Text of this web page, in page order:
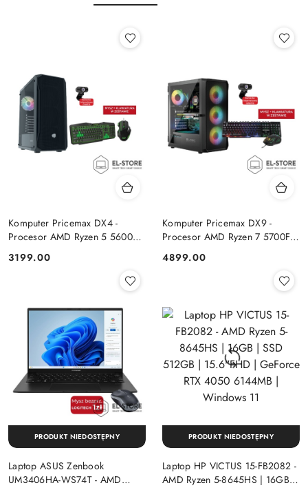
Komputer Pricemax DX4 -
Procesor AMD Ryzen 5 5600G
512GB Win 11 PRO
Cena:
3199.00
Komputer Pricemax DX9 -
Procesor AMD Ryzen 7 5700F |
GeForce RTX 5050 8GB | Win
Cena:
4899.00
Laptop ASUS Zenbook
UM3406HA-WS74T - AMD
PRODUKT NIEDOSTĘPNY
Laptop HP VICTUS 15-FB2082 -
AMD Ryzen 5-8645HS | 16GB |
PRODUKT NIEDOSTĘPNY